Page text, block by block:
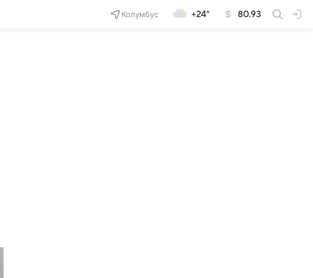
Колумбус +24° 80.93